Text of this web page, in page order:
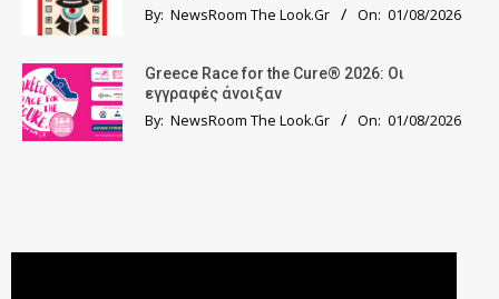
By: NewsRoom The Look.Gr On: 01/08/2026
Greece Race for the Cure® 2026: Οι
εγγραφές άνοιξαν
By: NewsRoom The Look.Gr On: 01/08/2026